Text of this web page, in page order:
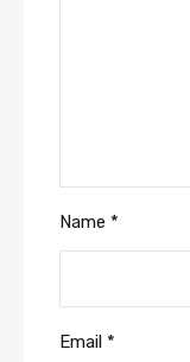
Name *
Email *